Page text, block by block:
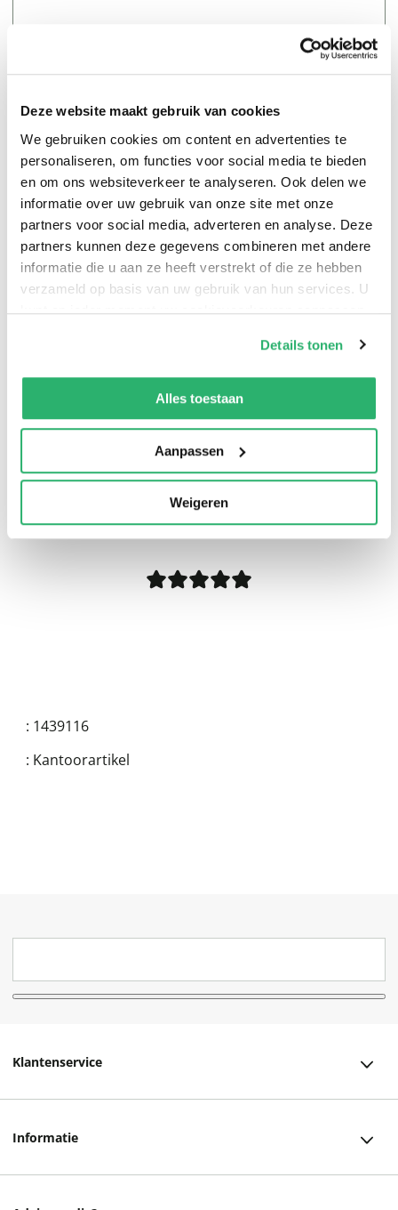
Deze website maakt gebruik van cookies
We gebruiken cookies om content en advertenties te
personaliseren, om functies voor social media te bieden
en om ons websiteverkeer te analyseren. Ook delen we
informatie over uw gebruik van onze site met onze
partners voor social media, adverteren en analyse. Deze
partners kunnen deze gegevens combineren met andere
informatie die u aan ze heeft verstrekt of die ze hebben
verzameld op basis van uw gebruik van hun services. U
kunt op ieder moment uw cookievoorkeuren aanpassen
We werken samen met13 derdendie uw gegevens
kunnen ontvangen en verwerken.
Details tonen
Alles toestaan
Aanpassen
Weigeren
Pokémons vangen? Niemand van jouw vriendjes die dit
nooit heeft gedaan. Pas op! Nu is er ook je eigen
schoolagenda. Wees er snel bij, want you gotta catch
‘em all!
: 1439116
: Kantoorartikel
Klantenservice
Informatie